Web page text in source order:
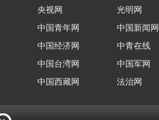
央视网
中国青年网
中国经济网
中国台湾网
中国西藏网
光明网
中国新闻网
中青在线
中国军网
法治网